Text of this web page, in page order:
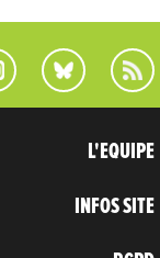
L'EQUIPE
INFOS SITE